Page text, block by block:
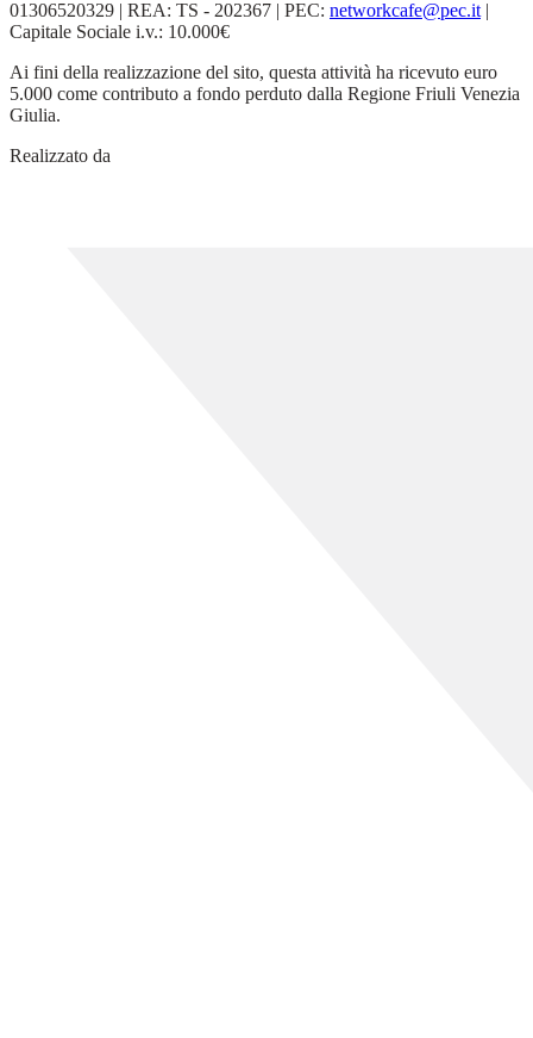
01306520329 | REA: TS - 202367 | PEC: networkcafe@pec.it|
Capitale Sociale i.v.: 10.000€
Ai fini della realizzazione del sito, questa attività ha ricevuto euro
5.000 come contributo a fondo perduto dalla Regione Friuli Venezia
Giulia.
Realizzato da